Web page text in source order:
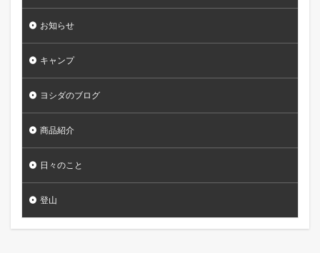
お知らせ
キャンプ
ヨシダのブログ
商品紹介
日々のこと
登山